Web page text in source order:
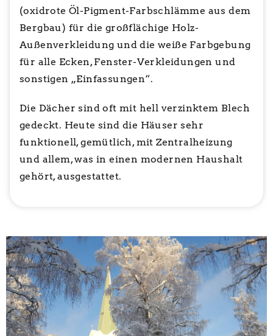
(oxidrote Öl-Pigment-Farbschlämme aus dem
Bergbau) für die großflächige Holz-
Außenverkleidung und die weiße Farbgebung
für alle Ecken, Fenster-Verkleidungen und
sonstigen „Einfassungen“.
Die Dächer sind oft mit hell verzinktem Blech
gedeckt. Heute sind die Häuser sehr
funktionell, gemütlich, mit Zentralheizung
und allem, was in einen modernen Haushalt
gehört, ausgestattet.